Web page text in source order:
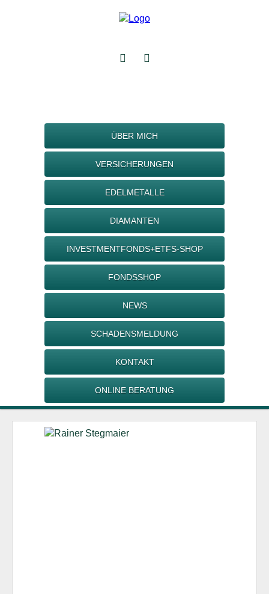
ÜBER MICH
VERSICHERUNGEN
EDELMETALLE
DIAMANTEN
INVESTMENTFONDS+ETFS-SHOP
FONDSSHOP
NEWS
SCHADENSMELDUNG
KONTAKT
ONLINE BERATUNG